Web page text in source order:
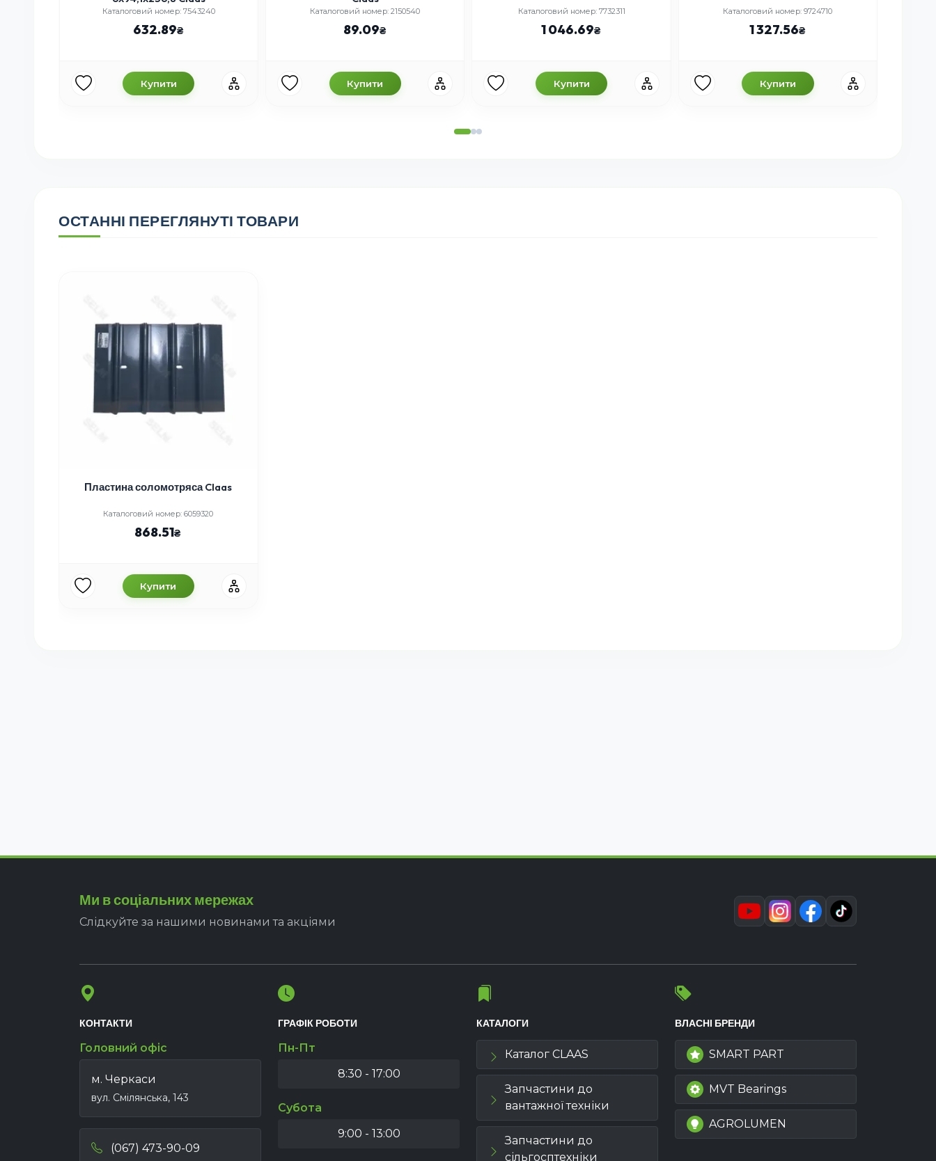
Каталоговий номер: 7543240
632.89
Купити
Каталоговий номер: 2150540
89.09
Купити
Каталоговий номер: 7732311
1 046.69
Купити
Каталоговий номер: 9724710
1 327.56
Купити
ОСТАННІ ПЕРЕГЛЯНУТІ ТОВАРИ
Пластина соломотряса Claas
Каталоговий номер: 6059320
868.51
Купити
Ми в соціальних мережах
Слідкуйте за нашими новинами та акціями
КОНТАКТИ
Головний офіс
м. Черкаси
вул. Смілянська, 143
(067) 473-90-09
ГРАФІК РОБОТИ
Пн-Пт
8:30 - 17:00
Субота
9:00 - 13:00
КАТАЛОГИ
Каталог CLAAS
Запчастини до
вантажної техніки
Запчастини до
сільгосптехніки
ВЛАСНІ БРЕНДИ
SMART PART
MVT Bearings
AGROLUMEN